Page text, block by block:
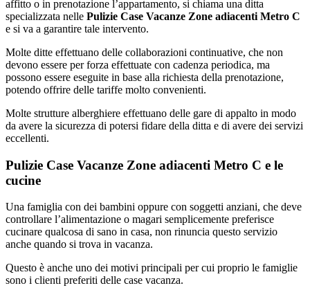
affitto o in prenotazione l’appartamento, si chiama una ditta
specializzata nelle Pulizie Case Vacanze Zone adiacenti Metro C
e si va a garantire tale intervento.
Molte ditte effettuano delle collaborazioni continuative, che non
devono essere per forza effettuate con cadenza periodica, ma
possono essere eseguite in base alla richiesta della prenotazione,
potendo offrire delle tariffe molto convenienti.
Molte strutture alberghiere effettuano delle gare di appalto in modo
da avere la sicurezza di potersi fidare della ditta e di avere dei servizi
eccellenti.
Pulizie Case Vacanze Zone adiacenti Metro C e le
cucine
Una famiglia con dei bambini oppure con soggetti anziani, che deve
controllare l’alimentazione o magari semplicemente preferisce
cucinare qualcosa di sano in casa, non rinuncia questo servizio
anche quando si trova in vacanza.
Questo è anche uno dei motivi principali per cui proprio le famiglie
sono i clienti preferiti delle case vacanza.